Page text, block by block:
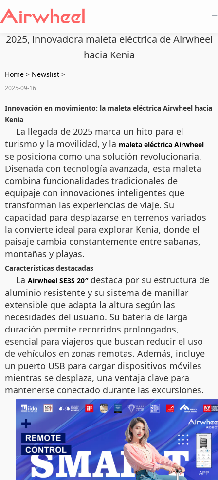
=
2025, innovadora maleta eléctrica de Airwheel
hacia Kenia
Home > Newslist >
2025-09-16
Innovación en movimiento: la maleta eléctrica Airwheel hacia
Kenia
La llegada de 2025 marca un hito para el
turismo y la movilidad, y la maleta eléctrica Airwheel
se posiciona como una solución revolucionaria.
Diseñada con tecnología avanzada, esta maleta
combina funcionalidades tradicionales de
equipaje con innovaciones inteligentes que
transforman las experiencias de viaje. Su
capacidad para desplazarse en terrenos variados
la convierte ideal para explorar Kenia, donde el
paisaje cambia constantemente entre sabanas,
montañas y playas.
Características destacadas
La Airwheel SE3S 20″destaca por su estructura de
aluminio resistente y su sistema de manillar
extensible que adapta la altura según las
necesidades del usuario. Su batería de larga
duración permite recorridos prolongados,
esencial para viajeros que buscan reducir el uso
de vehículos en zonas remotas. Además, incluye
un puerto USB para cargar dispositivos móviles
mientras se desplaza, una ventaja clave para
mantenerse conectado durante las excursiones.